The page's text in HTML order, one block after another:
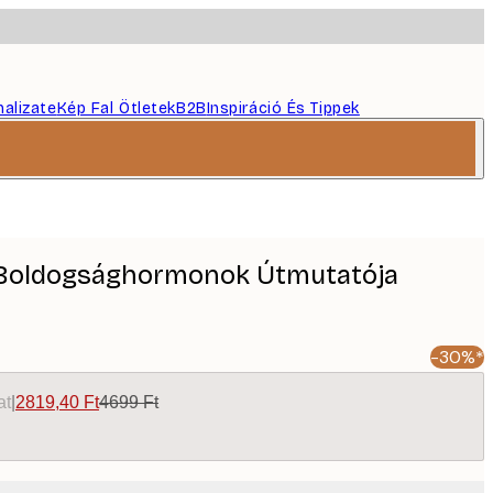
Kép Fal ÖtletekB2BInspiráció És Tippek
Útmutatója
-30%*
2819,40 Ft4699 Ft